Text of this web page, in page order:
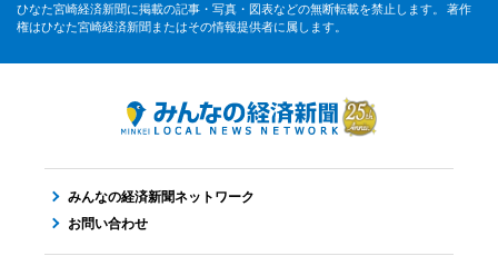
ひなた宮崎経済新聞に掲載の記事・写真・図表などの無断転載を禁止します。 著作
権はひなた宮崎経済新聞またはその情報提供者に属します。
みんなの経済新聞ネットワーク
お問い合わせ